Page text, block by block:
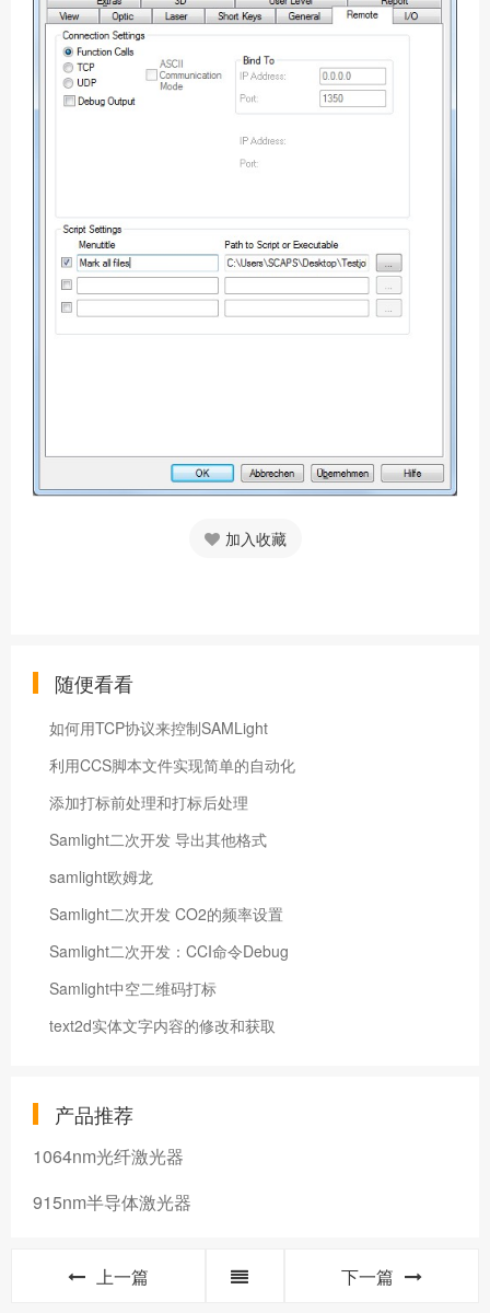
加入收藏
随便看看
如何用TCP协议来控制SAMLight
利用CCS脚本文件实现简单的自动化
添加打标前处理和打标后处理
Samlight二次开发 导出其他格式
samlight欧姆龙
Samlight二次开发 CO2的频率设置
Samlight二次开发：CCI命令Debug
Samlight中空二维码打标
text2d实体文字内容的修改和获取
产品推荐
1064nm光纤激光器
915nm半导体激光器
上一篇 下一篇